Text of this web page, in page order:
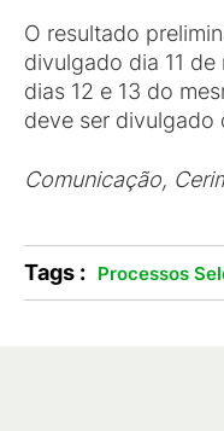
O resultado
divulgado dia 11
dias 12 e 13 do
deve ser divulgado
Comunicação,
Tags : Processos